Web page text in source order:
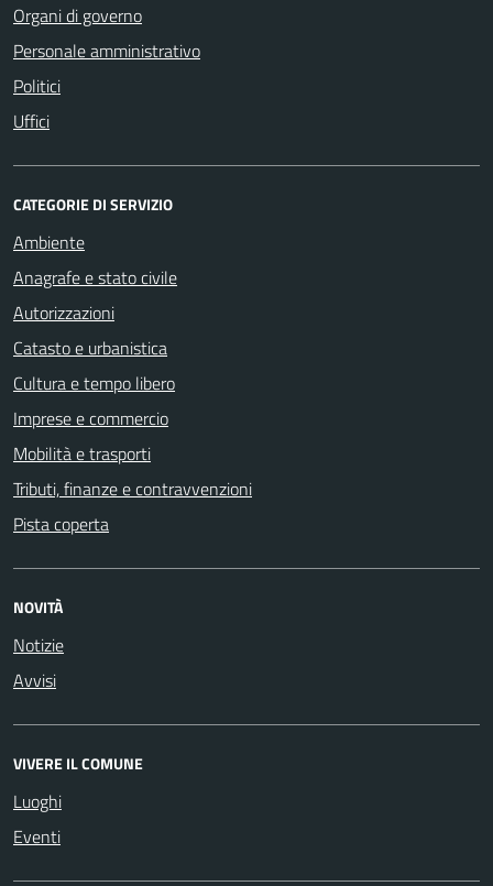
Organi di governo
Personale amministrativo
Politici
Uffici
CATEGORIE DI SERVIZIO
Ambiente
Anagrafe e stato civile
Autorizzazioni
Catasto e urbanistica
Cultura e tempo libero
Imprese e commercio
Mobilità e trasporti
Tributi, finanze e contravvenzioni
Pista coperta
NOVITÀ
Notizie
Avvisi
VIVERE IL COMUNE
Luoghi
Eventi